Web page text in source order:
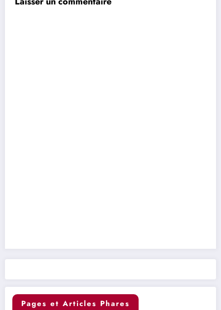
Pages et Articles Phares